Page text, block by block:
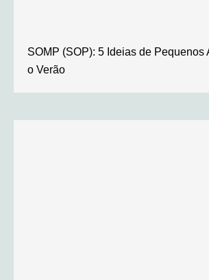
SOMP (SOP): 5 Ideias de Pequenos
o Verão